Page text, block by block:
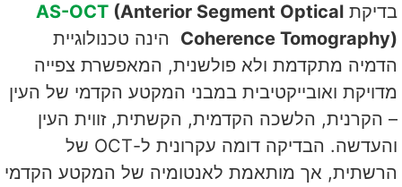
בדיקת AS-OCT (Anterior Segment Optical
Coherence Tomography) הינה טכנולוגיית
הדמיה מתקדמת ולא פולשנית, המאפשרת צפייה
מדויקת ואובייקטיבית במבני המקטע הקדמי של העין
– הקרנית, הלשכה הקדמית, הקשתית, זווית העין
והעדשה. הבדיקה דומה עקרונית ל-OCT של
הרשתית, אך מותאמת לאנטומיה של המקטע הקדמי